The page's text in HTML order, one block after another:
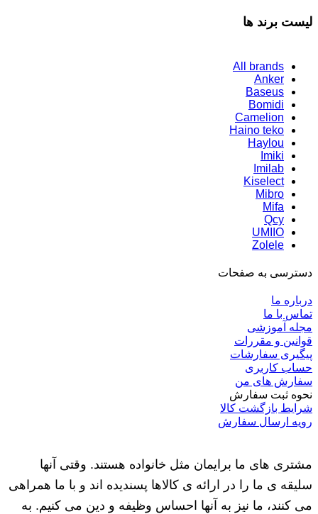
لیست برند ها
All brands
Anker
Baseus
Bomidi
Camelion
Haino teko
Haylou
Imiki
Imilab
Kiselect
Mibro
Mifa
Qcy
UMIIO
Zolele
دسترسی به صفحات
درباره ما
تماس با ما
مجله آموزشی
قوانین و مقررات
پیگیری سفارشات
حساب کاربری
سفارش های من
نحوه ثبت سفارش
شرایط بازگشت کالا
رویه ارسال سفارش
مشتری های ما برایمان مثل خانواده هستند. وقتی آنها
سلیقه ی ما را در ارائه ی کالاها پسندیده اند و با ما همراهی
می کنند، ما نیز به آنها احساس وظیفه و دین می کنیم. به